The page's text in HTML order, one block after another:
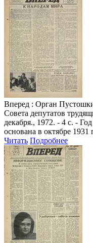
Вперед : Орган
Совета депутатов
декабря., 1972. - 4 с. -
основана в октябре 1931
Читать Подробнее